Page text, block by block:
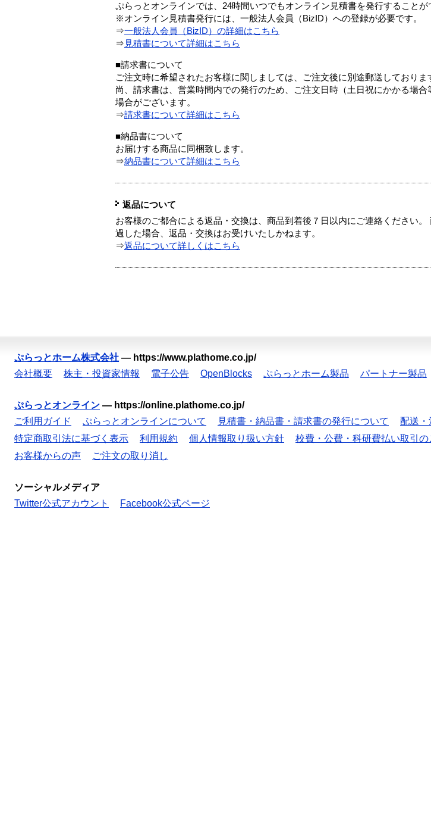
ぷらっとオンラインでは、24時間いつでもオンライン見積書を発行することが
※オンライン見積書発行には、一般法人会員（BizID）への登録が必要です。
⇒一般法人会員（BizID）の詳細はこちら
⇒ 見積書について詳細はこちら
■請求書について
ご注文時に希望されたお客様に関しましては、ご注文後に別途郵送しておりま
尚、請求書は、営業時間内での発行のため、ご注文日時（土日祝にかかる場
場合がございます。
⇒請求書について詳細はこちら
■納品書について
お届けする商品に同梱致します。
⇒納品書について詳細はこちら
返品について
お客様のご都合による返品・交換は、商品到着後７日以内にご連絡ください
過した場合、返品・交換はお受けいたしかねます。
⇒返品について詳しくはこちら
ぷらっとホーム株式会社 — https://www.plathome.co.jp/
会社概要
株主・投資家情報 電子公告 OpenBlocks ぷらっとホーム製品 パートナー製品
ぷらっとオンライン — https://online.plathome.co.jp/
ご利用ガイド
ぷらっとオンラインについて 見積書・納品書・請求書の発行について 配送・
特定商取引法に基づく表示
利用規約 個人情報取り扱い方針 校費・公費・科研費払い取引の
お客様からの声
ご注文の取り消し
ソーシャルメディア
Twitter公式アカウント
Facebook公式ページ